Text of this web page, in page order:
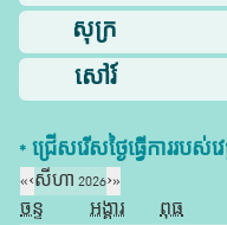
សុក្រ
សៅរ៍
* ជ្រើសរើស​ថ្ងៃ​ធ្វើការ​របស់​
«‹សីហា 2026›»
ចន្ទ
អង្គារ ពុធ